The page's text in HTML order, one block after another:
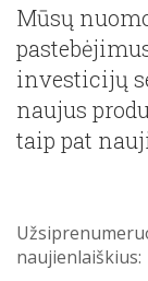
Mūsų
investicijų
naujus
taip pat
naujienlaiškius: